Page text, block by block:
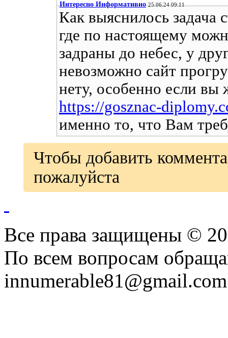
Интересно Информативно 25.06.24 09:11
Как выяснилось задача
где по настоящему
задраны до небес, у
невозможно сайт
нету, особенно если вы
https://gosznac-
именно то, что Вам
Чтобы добавить
пожалуйста
Все права защищены ©
По всем вопросам
innumerable81@gmail.com